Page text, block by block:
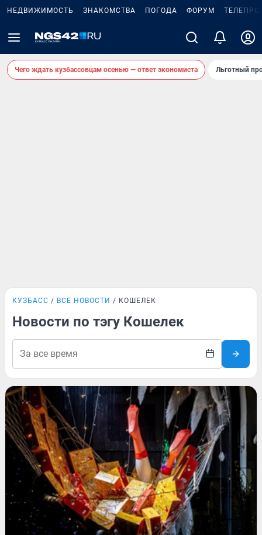
НЕДВИЖИМОСТЬ ЗНАКОМСТВА ПОГОДА ФОРУМ
Чего ждать кузбассовцам осенью — ответ экономиста Льготный
КУЗБАСС ВСЕ НОВОСТИ КОШЕЛЕК
Новости по тэгу Кошелек